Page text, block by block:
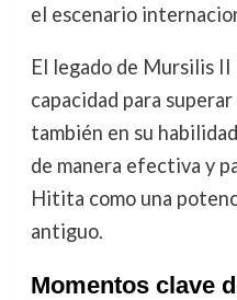
el escenario
El legado de Mursilis II
capacidad para
también en su
de manera efectiva y
Hitita como una
antiguo.
Momentos clave